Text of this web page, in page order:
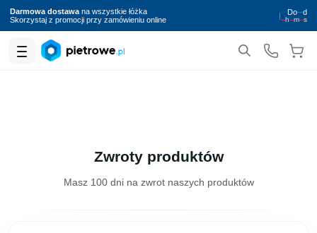
Darmowa dostawa na wszystkie łóżka
Skorzystaj z promocji przy zamówieniu online
| Do--d
--h--m--s
Zwroty produktów
Masz 100 dni na zwrot naszych produktów